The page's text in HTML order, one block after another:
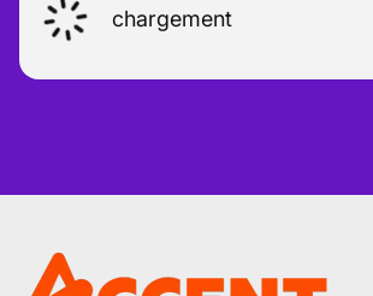
chargement